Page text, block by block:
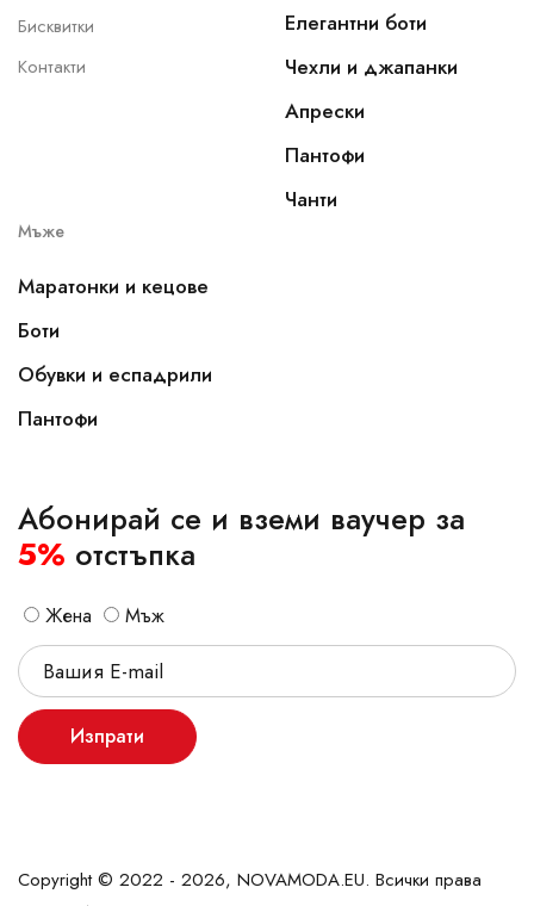
Бисквитки
Контакти
Елегантни боти
Чехли и джапанки
Апрески
Пантофи
Чанти
Мъже
Маратонки и кецове
Боти
Обувки и еспадрили
Пантофи
Абонирай се и вземи ваучер за
5% отстъпка
Жена Мъж
Изпрати
Copyright © 2022 - 2026, NOVAMODA.EU. Всички права